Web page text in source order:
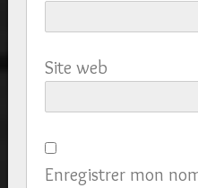
Site web
Enregistrer mon